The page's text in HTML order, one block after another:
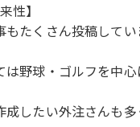
性】
たくさん投稿して
野球・ゴルフを中
したい外注さんも